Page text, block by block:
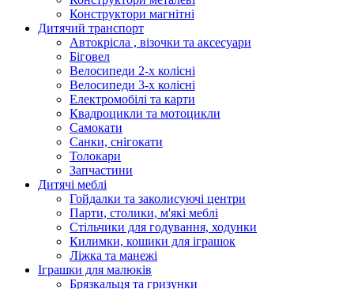
Конструктори магнітні
Дитячий транспорт
Автокрісла , візочки та аксесуари
Біговел
Велосипеди 2-х колісні
Велосипеди 3-х колісні
Електромобілі та карти
Квадроцикли та мотоцикли
Самокати
Санки, снігокати
Толокари
Запчастини
Дитячі меблі
Гойдалки та заколисуючі центри
Парти, столики, м'які меблі
Стільчики для годування, ходунки
Килимки, кошики для іграшок
Ліжка та манежі
Іграшки для малюків
Брязкальця та гризунки